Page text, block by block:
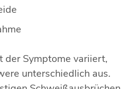
der Symptome variiert,
unterschiedlich aus.